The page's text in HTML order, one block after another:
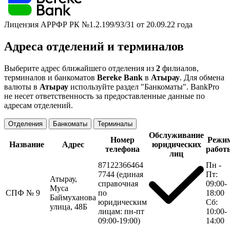
Лицензия АРРФР РК №1.2.199/93/31 от 20.09.22 года
Адреса отделений и терминалов
Выберите адрес ближайшего отделения из 2 филиалов,
терминалов и банкоматов Bereke Bank в Атырау. Для обмена
валюты в Атырау используйте раздел "Банкоматы". BankPro
не несет ответственность за предоставленные данные по
адресам отделений.
Отделения Банкоматы Терминалы
Название Адрес
Номер
телефона
Обслуживание
юридических
лиц
СПФ № 9
Атырау,
Муса
Баймуханова
улица, 48Б
87122366464
7744 (единая
справочная
по
юридическим
лицам: пн-пт
09:00-19:00)
Пн -
Пт:
09:00-
18:00
Сб:
10:00-
14:00